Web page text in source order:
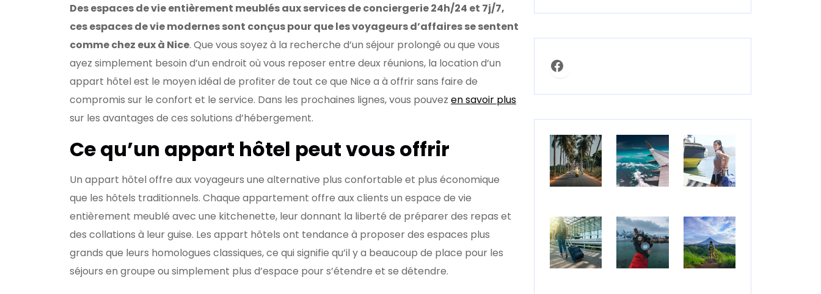
Des espaces de vie entièrement meublés aux services de conciergerie 24h/24 et 7j/7,
ces espaces de vie modernes sont conçus pour que les voyageurs d’affaires se sentent
comme chez eux à Nice. Que vous soyez à la recherche d’un séjour prolongé ou que vous
ayez simplement besoin d’un endroit où vous reposer entre deux réunions, la location d’un
appart hôtel est le moyen idéal de profiter de tout ce que Nice a à offrir sans faire de
compromis sur le confort et le service. Dans les prochaines lignes, vous pouvez en savoir plus
sur les avantages de ces solutions d’hébergement.
Ce qu’un appart hôtel peut vous offrir
Un appart hôtel offre aux voyageurs une alternative plus confortable et plus économique
que les hôtels traditionnels. Chaque appartement offre aux clients un espace de vie
entièrement meublé avec une kitchenette, leur donnant la liberté de préparer des repas et
des collations à leur guise. Les appart hôtels ont tendance à proposer des espaces plus
grands que leurs homologues classiques, ce qui signifie qu’il y a beaucoup de place pour les
séjours en groupe ou simplement plus d’espace pour s’étendre et se détendre.